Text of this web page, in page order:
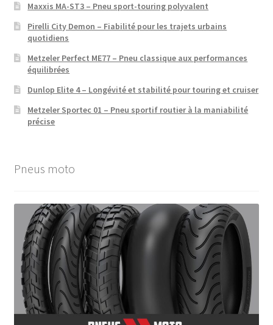
Maxxis MA-ST3 – Pneu sport-touring polyvalent
Pirelli City Demon – Fiabilité pour les trajets urbains
quotidiens
Metzeler Perfect ME77 – Pneu classique aux performances
équilibrées
Dunlop Elite 4 – Longévité et stabilité pour touring et cruiser
Metzeler Sportec 01 – Pneu sportif routier à la maniabilité
précise
Pneus moto